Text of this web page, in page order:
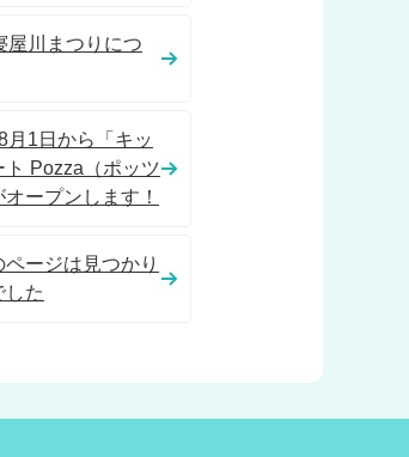
屋川まつりにつ
月1日から「キッ
ト Pozza（ポッツ
オープンします！
ページは見つかり
した